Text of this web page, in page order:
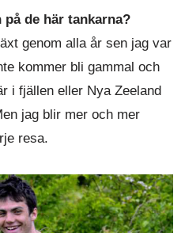
de här tankarna?
genom alla år sen jag var
kommer bli gammal och
i fjällen eller Nya Zeeland
jag blir mer och mer
resa.